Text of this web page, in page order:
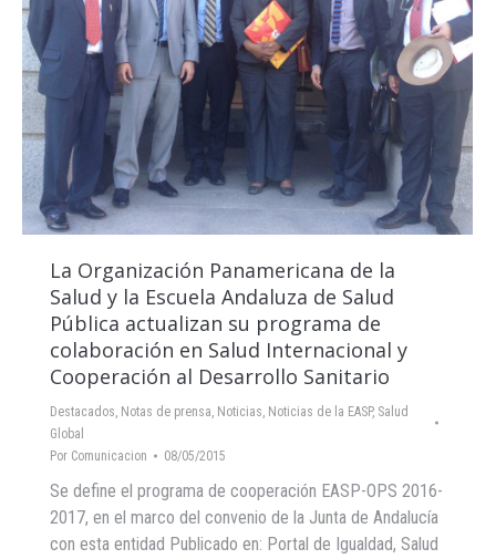
La Organización Panamericana de la
Salud y la Escuela Andaluza de Salud
Pública actualizan su programa de
colaboración en Salud Internacional y
Cooperación al Desarrollo Sanitario
Destacados, Notas de prensa, Noticias, Noticias de la EASP, Salud
Global
Por Comunicacion 08/05/2015
Se define el programa de cooperación EASP-OPS 2016-
2017, en el marco del convenio de la Junta de Andalucía
con esta entidad Publicado en: Portal de Igualdad, Salud